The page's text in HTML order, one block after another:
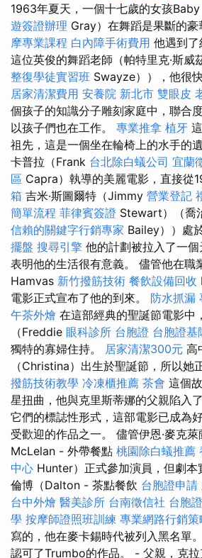
1963年夏天，一個十七歲的女孩
遊簽證辦理 Gray）在舞蹈是果斷的豪
摩專業課程 白內障手術費用 他遇到了
這位英俊的舞蹈老師（帕特里克·斯威
整復學徒實習班 Swayze）），他很
居家清潔費用 安養院 新北市 雙眼皮
個孩子的知識分子雕刻家庭中，聯合
以孩子們也在工作。 專業推拿 植牙
祖先，這是一個坐在輪椅上的水手的
卡普拉（Frank 台北除白蟻公司 宜蘭
區 Capra）執導的美麗電影，直接從
箱 吉米·斯圖爾特（Jimmy 營業登記
簡單流程 菲律賓簽證 Stewart）（喬
信賴的關鍵字行銷專家 Bailey））處
擺盤 搜尋引擎 他的計劃被拉入了一
表明他的生活很有意義。 儘管他在職
Hamvas 新竹撥筋技術 餐飲設備回收
電影正式宣布了他的到來。 防水抓漏
午茶外燴 在這部經典的聖誕節電影中
（Freddie 眼科診所 台胞證 台胞證基
獨特的寡婦住持。 居家清潔300元 高
（Christina）出生於聖誕節，所以她
撥筋技術教學 冷凍櫃推薦 茶會 這個
星扭曲，他與克里斯蒂娜的父親陷入
它們的標誌性形式，這部電影已成為
受歡迎的作品之一。 儘管伊恩·麥克萊
McLelan - 外帶餐點 桃園除白蟻推薦
中心 Hunter）正式參加演員，但劇本
倫博（Dalton - 茶點餐飲 台胞證申請
台中外燴 醫美診所 台南徵信社 台胞
學 按摩師證照班訓練 專業網路行銷策
寫的，他在麥卡錫時代被列入黑名單
認可了Trumbo的作品。 - 父親，克